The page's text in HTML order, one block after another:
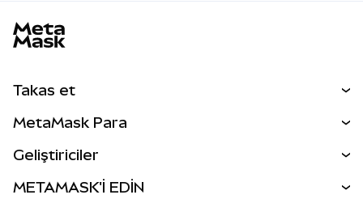
Takas et
Perps
RWA'lar
MetaMask Para
Geliştiriciler
METAMASK'İ EDİN